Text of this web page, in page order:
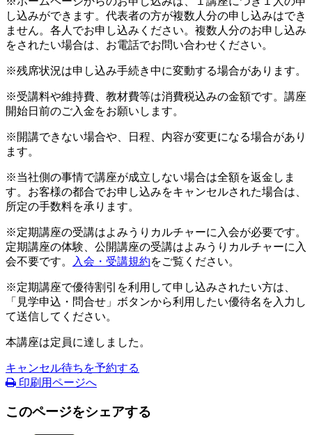
し込みができます。代表者の方が複数人分の申し込みはでき
ません。各人でお申し込みください。複数人分のお申し込み
をされたい場合は、お電話でお問い合わせください。
※残席状況は申し込み手続き中に変動する場合があります。
※受講料や維持費、教材費等は消費税込みの金額です。講座
開始日前のご入金をお願いします。
※開講できない場合や、日程、内容が変更になる場合があり
ます。
※当社側の事情で講座が成立しない場合は全額を返金しま
す。お客様の都合でお申し込みをキャンセルされた場合は、
所定の手数料を承ります。
※定期講座の受講はよみうりカルチャーに入会が必要です。
定期講座の体験、公開講座の受講はよみうりカルチャーに入
会不要です。
入会・受講規約をご覧ください。
※定期講座で優待割引を利用して申し込みされたい方は、
「見学申込・問合せ」ボタンから利用したい優待名を入力し
て送信してください。
本講座は定員に達しました。
キャンセル待ちを予約する
印刷用ページへ
このページをシェアする